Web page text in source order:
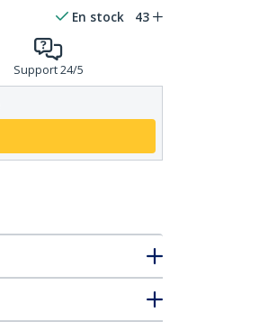
En stock 43
Support 24/5